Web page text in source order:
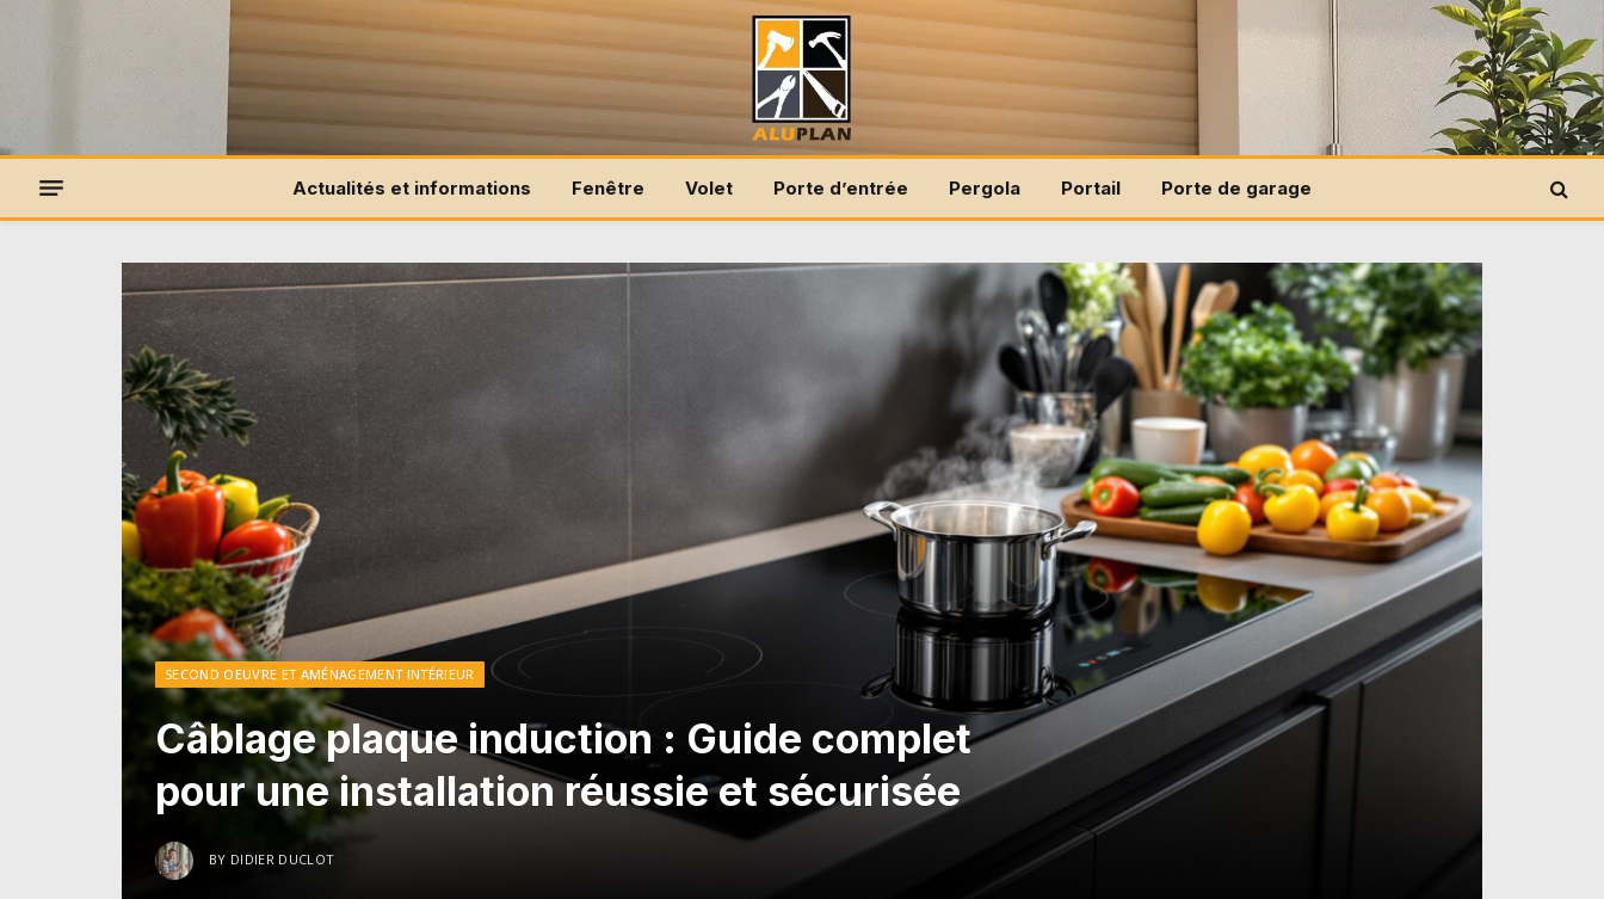
Actualités et informations Fenêtre Volet Porte d’entrée Pergola Portail Porte de garage
SECOND OEUVRE ET AMÉNAGEMENT INTÉRIEUR
Câblage plaque induction : Guide complet
pour une installation réussie et sécurisée
BY DIDIER DUCLOT